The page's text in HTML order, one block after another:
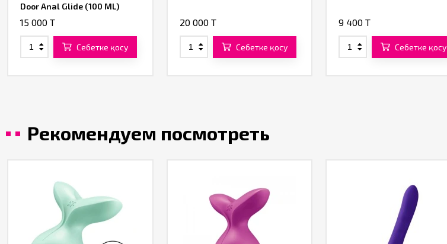
Door Anal Glide (100 ML)
15 000 T
Себетке қосу
20 000 T
Себетке қосу
9 400 T
Себетке қосу
Рекомендуем посмотреть